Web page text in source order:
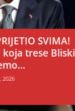
SVIMA!
trese Bliski
2026